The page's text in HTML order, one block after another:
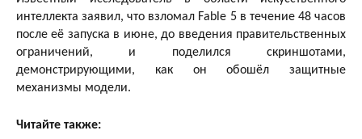
интеллекта заявил, что взломал Fable 5 в течение 48 часов
после её запуска в июне, до введения правительственных
ограничений, и поделился скриншотами,
демонстрирующими, как он обошёл защитные
механизмы модели.
Читайте также: